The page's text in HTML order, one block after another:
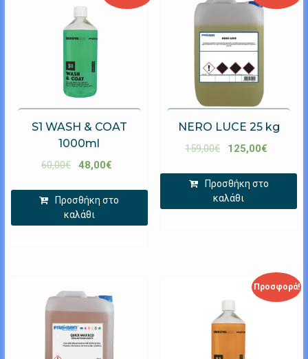
S1 WASH & COAT
1000ml
60,00€ 48,00€
Προσθήκη στο
καλάθι
NERO LUCE 25 kg
159,00€ 125,00€
Προσθήκη στο
καλάθι
Προσφορά!